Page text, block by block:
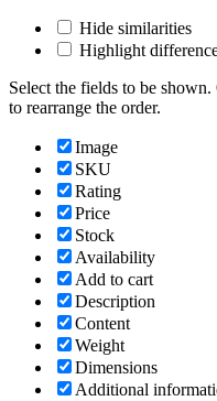
Hide similarities
Highlight
Select the fields to be
to rearrange the order.
Image
SKU
Rating
Price
Stock
Availability
Add to cart
Description
Content
Weight
Dimensions
Additional